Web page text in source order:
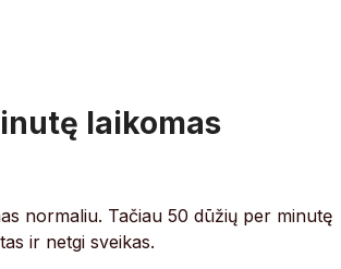
laikomas
normaliu. Tačiau 50 dūžių per minutę
ir netgi sveikas.